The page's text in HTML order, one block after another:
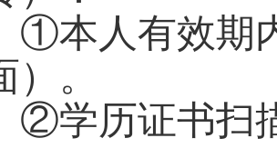
①本人有效期
。
历证书扫描